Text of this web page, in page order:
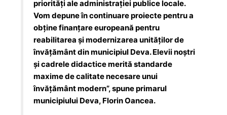
priorități ale administrației publice locale.
Vom depune în continuare proiecte pentru a
obține finanțare europeană pentru
reabilitarea și modernizarea unităților de
învățământ din municipiul Deva. Elevii noștri
și cadrele didactice merită standarde
maxime de calitate necesare unui
învățământ modern”, spune primarul
municipiului Deva, Florin Oancea.